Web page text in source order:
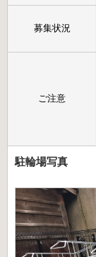
募集状況
ご注意
駐輪場写真